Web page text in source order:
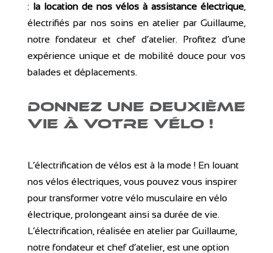
:la location de nos vélos à assistance électrique
électrifiés par nos soins en atelier par Guillaume,
notre fondateur et chef d’atelier. Profitez d’une
expérience unique et de mobilité douce pour vos
balades et déplacements.
Donnez une deuxième
vie à votre vélo !
L’électrification de vélos est à la mode ! En louant
nos vélos électriques, vous pouvez vous inspirer
pour transformer votre vélo musculaire en vélo
électrique, prolongeant ainsi sa durée de vie.
L’électrification, réalisée en atelier par Guillaume,
notre fondateur et chef d’atelier, est une option